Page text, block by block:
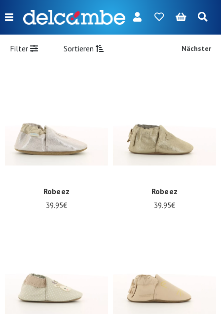
Menu
FR NL EN DE
Jungen
Taschen
Filter Sortieren Nächster
Robeez
39.95€
Robeez
39.95€